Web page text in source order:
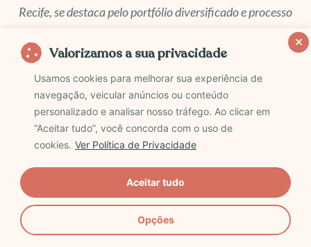
Valorizamos a sua privacidade
Usamos cookies para melhorar sua experiência de
navegação, veicular anúncios ou conteúdo
personalizado e analisar nosso tráfego. Ao clicar em
“Aceitar tudo”, você concorda com o uso de
cookies. Ver Política de Privacidade
Opções
Aceitar tudo
Recife, se destaca pelo portfólio diversificado e processo
Unidas
durante o aluguel e quer escolher entre diferentes
categorias de carro. A empresa costuma oferecer
opções que vão do compacto ao SUV, permitindo
ajustar conforto e orçamento conforme o roteiro.
Em Recife, a retirada é simples e o atendimento
segue padrão nacional, o que traz mais
previsibilidade para quem prefere alugar com marcas